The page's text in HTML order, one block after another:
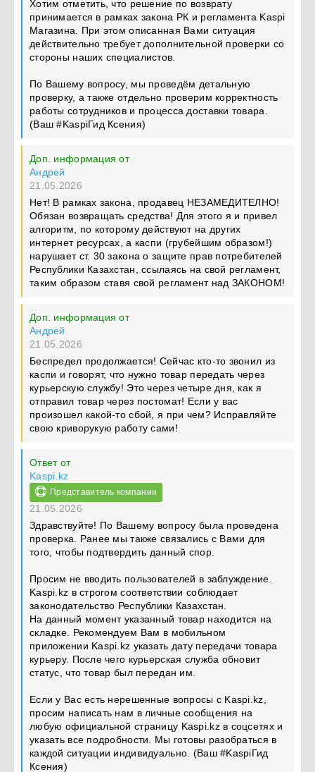
Хотим отметить, что решение по возврату
принимается в рамках закона РК и регламента Kaspi
Магазина. При этом описанная Вами ситуация
действительно требует дополнительной проверки со
стороны наших специалистов.
По Вашему вопросу, мы проведём детальную
проверку, а также отдельно проверим корректность
работы сотрудников и процесса доставки товара.
(Ваш #KaspiГид Ксения)
Доп. информация от
Андрей
21.05.2026
Нет! В рамках закона, продавец НЕЗАМЕДИТЕЛНО!
Обязан возвращать средства! Для этого я и привел
алгоритм, по которому действуют на других
интернет ресурсах, а каспи (грубейшим образом!)
нарушает ст. 30 закона о защите прав потребителей
Республики Казахстан, ссылаясь на свой регламент,
таким образом ставя свой регламент над ЗАКОНОМ!
Доп. информация от
Андрей
21.05.2026
Беспредел продолжается! Сейчас кто-то звонил из
каспи и говорят, что нужно товар передать через
курьерскую службу! Это через четыре дня, как я
отправил товар через постомат! Если у вас
произошел какой-то сбой, я при чем? Исправляйте
свою криворукую работу сами!
Ответ от
Kaspi.kz
Представитель компании
21.05.2026
Здравствуйте! По Вашему вопросу была проведена
проверка. Ранее мы также связались с Вами для
того, чтобы подтвердить данный спор.
Просим не вводить пользователей в заблуждение.
Kaspi.kz в строгом соответствии соблюдает
законодательство Республики Казахстан.
На данный момент указанный товар находится на
складке. Рекомендуем Вам в мобильном
приложении Kaspi.kz указать дату передачи товара
курьеру. После чего курьерская служба обновит
статус, что товар был передан им.
Если у Вас есть нерешенные вопросы с Kaspi.kz,
просим написать нам в личные сообщения на
любую официальной страницу Kaspi.kz в соцсетях и
указать все подробности. Мы готовы разобраться в
каждой ситуации индивидуально. (Ваш #KaspiГид
Ксения)